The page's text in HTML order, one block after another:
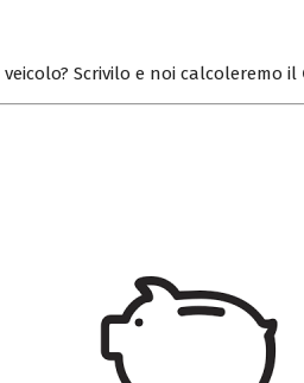
Scrivilo e noi calcoleremo il